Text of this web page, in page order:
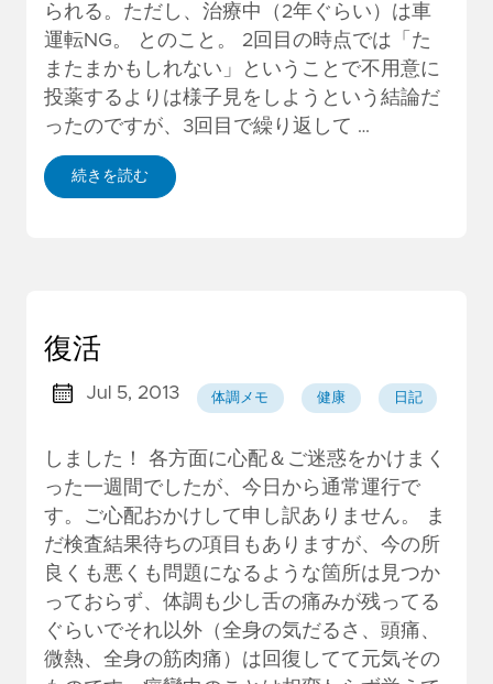
られる。ただし、治療中（2年ぐらい）は車
運転NG。 とのこと。 2回目の時点では「た
またまかもしれない」ということで不用意に
投薬するよりは様子見をしようという結論だ
ったのですが、3回目で繰り返して …
続きを読む
復活
Jul 5, 2013 体調メモ 健康 日記
しました！ 各方面に心配＆ご迷惑をかけまく
った一週間でしたが、今日から通常運行で
す。ご心配おかけして申し訳ありません。 ま
だ検査結果待ちの項目もありますが、今の所
良くも悪くも問題になるような箇所は見つか
っておらず、体調も少し舌の痛みが残ってる
ぐらいでそれ以外（全身の気だるさ、頭痛、
微熱、全身の筋肉痛）は回復してて元気その